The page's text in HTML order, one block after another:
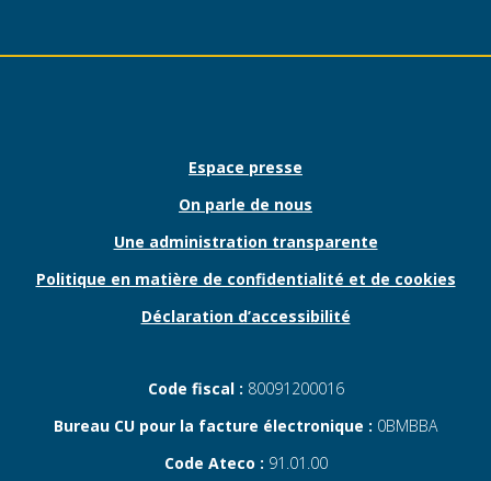
Espace presse
On parle de nous
Une administration transparente
Politique en matière de confidentialité et de cookies
Déclaration d’accessibilité
Code fiscal : 80091200016
Bureau CU pour la facture électronique : 0BMBBA
Code Ateco : 91.01.00